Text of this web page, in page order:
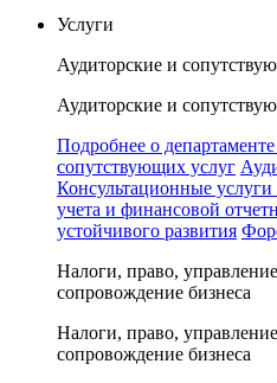
Услуги
Аудиторские и
Аудиторские и
Подробнее о
сопутствующих услуг
Консультационные услуги
учета и финансовой
устойчивого развития
Налоги, право,
сопровождение бизнеса
Налоги, право,
сопровождение бизнеса